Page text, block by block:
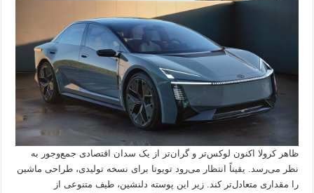
ظاهر کرولا اکنون لوکس‌تر و گران‌تر از یک سدان اقتصادی جمع‌وجور به
نظر می‌رسد. یقیناً انتظار می‌رود تویوتا برای نسخه تولیدی،‌ طراحی ماشین
را مقداری متعادل‌تر کند. زیر این پوسته دلنشین، طیف متنوعی از